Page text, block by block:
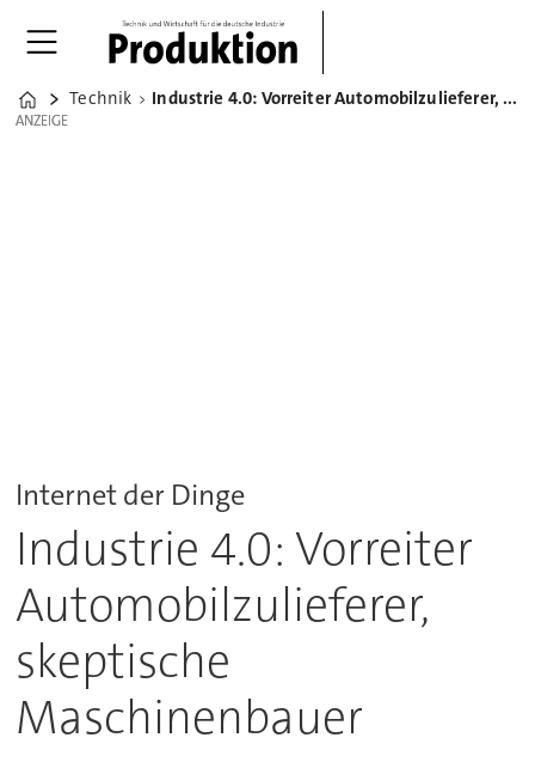
Home
Technik Industrie 4.0: Vorreiter Automobilzulieferer, skeptische Maschinenbauer
ANZEIGE
ANZEIGE
Internet der Dinge
Industrie 4.0: Vorreiter
Automobilzulieferer,
skeptische
Maschinenbauer